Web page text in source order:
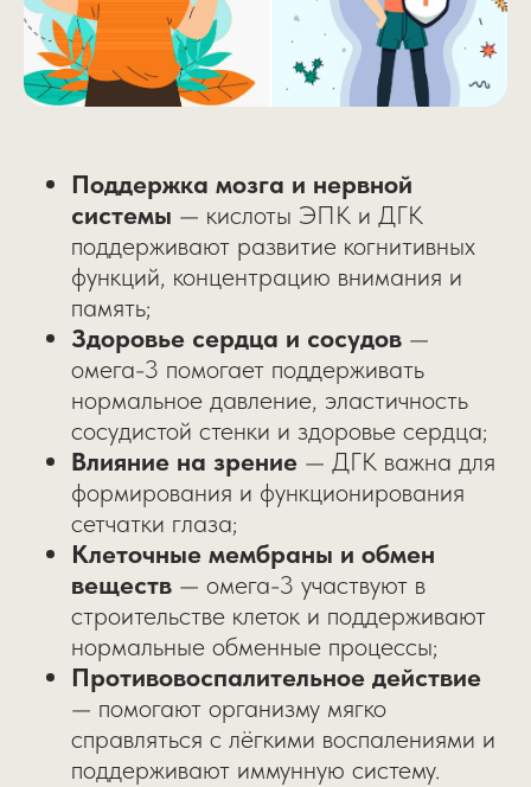
Поддержка мозга и нервной
системы — кислоты ЭПК и ДГК
поддерживают развитие когнитивных
функций, концентрацию внимания и
память;
Здоровье сердца и сосудов —
омега-3 помогает поддерживать
нормальное давление, эластичность
сосудистой стенки и здоровье сердца;
Влияние на зрение — ДГК важна для
формирования и функционирования
сетчатки глаза;
Клеточные мембраны и обмен
веществ — омега-3 участвуют в
строительстве клеток и поддерживают
нормальные обменные процессы;
Противовоспалительное действие
— помогают организму мягко
справляться с лёгкими воспалениями и
поддерживают иммунную систему.